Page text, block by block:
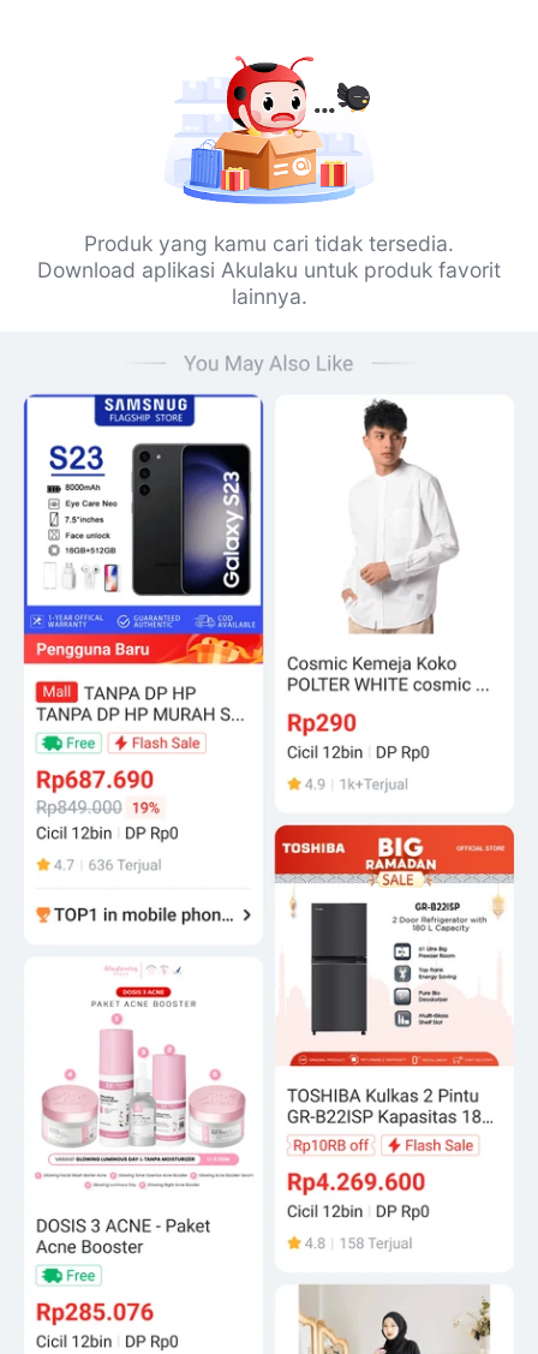
Produk yang kamu cari tidak tersedia.
Download aplikasi Akulaku untuk produk favorit
lainnya.